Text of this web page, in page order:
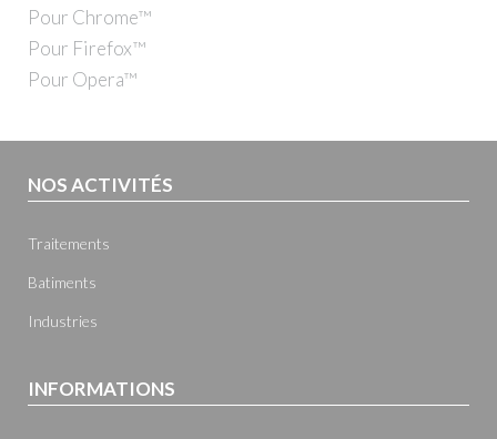
Pour Chrome™
Pour Firefox™
Pour Opera™
NOS ACTIVITÉS
Traitements
Batiments
Industries
INFORMATIONS